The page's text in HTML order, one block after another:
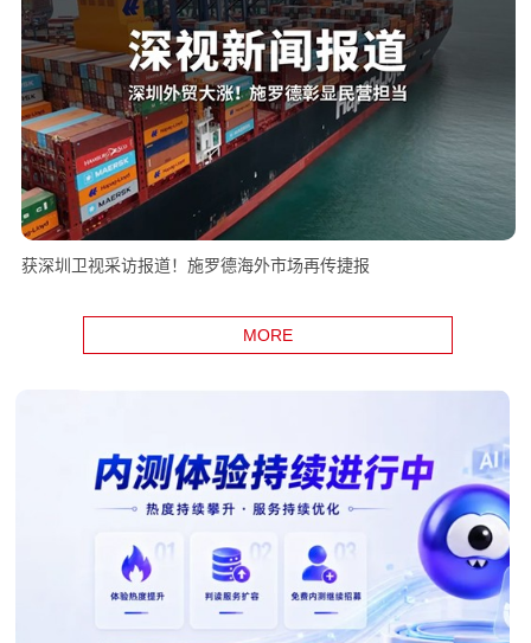
获深圳卫视采访报道！施罗德海外市场再传捷报
MORE